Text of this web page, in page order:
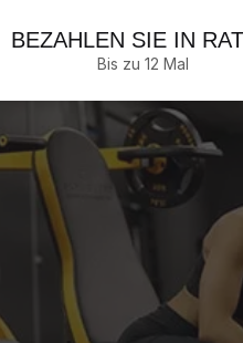
BEZAHLEN SIE IN
Bis zu 12 Mal